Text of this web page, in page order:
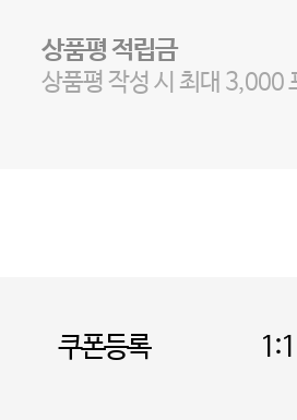
상품평 적립금
상품평 작성 시 최대 3,000
쿠폰등록